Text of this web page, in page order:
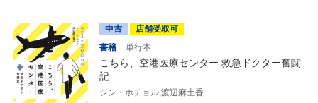
中古
店舗受取可
書籍
単行本
こちら、空港医療センター 救急ドクター奮闘
記
シン・ホチョル,渡辺麻土香